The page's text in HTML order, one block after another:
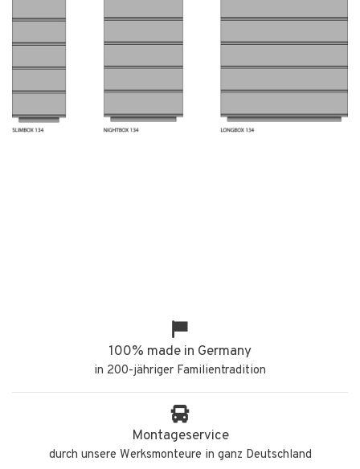
100% made in Germany
in 200-jähriger Familientradition
Montageservice
durch unsere Werksmonteure in ganz Deutschland